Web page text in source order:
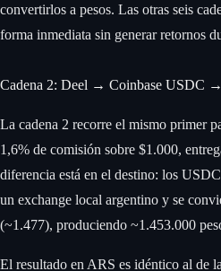
convertirlos a pesos. Las otras seis
forma inmediata sin generar retornos
Cadena 2: Deel → Coinbase USDC
La cadena 2 recorre el mismo primer
1,6% de comisión sobre $1.000,
diferencia está en el destino: los
un exchange local argentino y se
(~1.477), produciendo ~1.453.000
El resultado en ARS es idéntico al de